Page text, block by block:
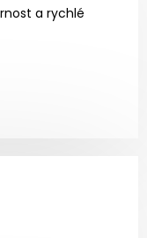
a rychlé